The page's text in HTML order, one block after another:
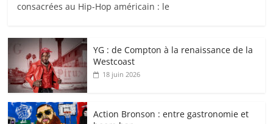
consacrées au Hip-Hop américain : le
YG : de Compton à la renaissance de la
Westcoast
18 juin 2026
Action Bronson : entre gastronomie et